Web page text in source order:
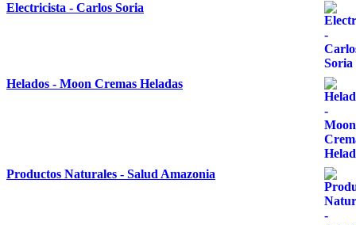
Electricista - Carlos Soria
Helados - Moon Cremas Heladas
Productos Naturales - Salud Amazonia